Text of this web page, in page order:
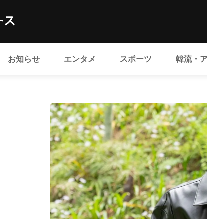
お知らせ エンタメ スポーツ 韓流・